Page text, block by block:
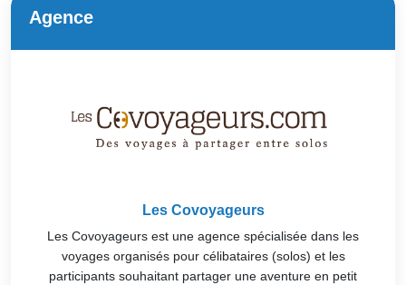
Agence
Les Covoyageurs
Les Covoyageurs est une agence spécialisée dans les
voyages organisés pour célibataires (solos) et les
participants souhaitant partager une aventure en petit